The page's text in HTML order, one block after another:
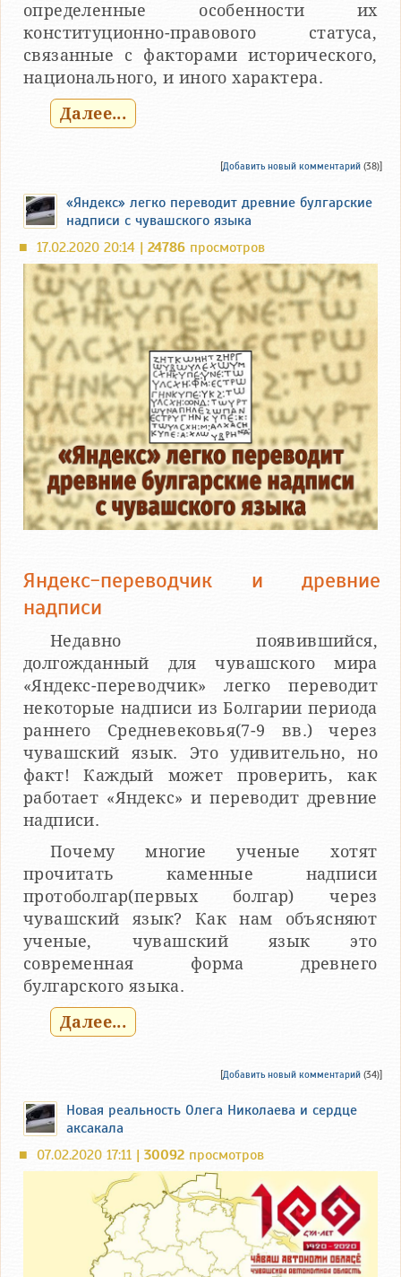
определенные особенности их
конституционно-правового статуса,
связанные с факторами исторического,
национального, и иного характера.
Далее...
[Добавить новый комментарий (38)]
«Яндекс» легко переводит древние булгарские
надписи с чувашского языка
■ 17.02.2020 20:14 | 24786 просмотров
Яндекс-переводчик и древние
надписи
Недавно появившийся,
долгожданный для чувашского мира
«Яндекс-переводчик» легко переводит
некоторые надписи из Болгарии периода
раннего Средневековья(7-9 вв.) через
чувашский язык. Это удивительно, но
факт! Каждый может проверить, как
работает «Яндекс» и переводит древние
надписи.
Почему многие ученые хотят
прочитать каменные надписи
протоболгар(первых болгар) через
чувашский язык? Как нам объясняют
ученые, чувашский язык это
современная форма древнего
булгарского языка.
Далее...
[Добавить новый комментарий (34)]
Новая реальность Олега Николаева и сердце
аксакала
■ 07.02.2020 17:11 | 30092 просмотров